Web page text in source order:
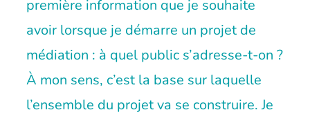
première information que je souhaite
avoir lorsque je démarre un projet de
médiation : à quel public s’adresse-t-on ?
À mon sens, c’est la base sur laquelle
l’ensemble du projet va se construire. Je